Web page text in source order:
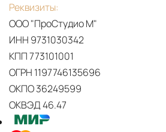
Реквизиты:
ООО "ПроСтудио М"
ИНН 9731030342
КПП 773101001
ОГРН 1197746135696
ОКПО 36249599
ОКВЭД 46.47